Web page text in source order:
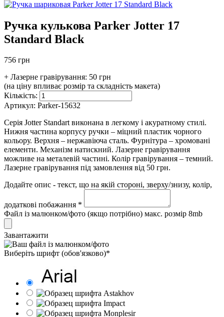
Ручка кулькова Parker Jotter 17
Standard Black
756 грн
+ Лазерне гравірування: 50 грн
(на ціну впливає розмір та складність макета)
Кількість:
Артикул: Parker-15632
Серія Jotter Standart виконана в легкому і акуратному стилі.
Нижня частина корпусу ручки – міцний пластик чорного
кольору. Верхня – нержавіюча сталь. Фурнітура – хромовані
елементи. Механізм натискний. Лазерне гравірування
можливе на металевій частині. Колір гравірування – темний.
Лазерне гравірування під замовлення від 50 грн.
Додайте опис - текст, що на якій стороні, зверху/знизу, колір,
додаткові побажання *
Файл із малюнком/фото (якщо потрібно) макс. розмір 8mb
Завантажити
Виберіть шрифт (обов'язково)*